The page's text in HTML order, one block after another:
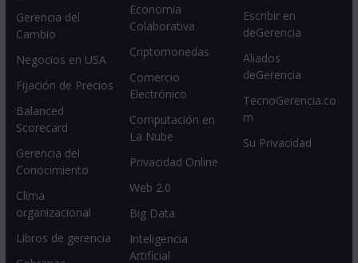
Gerencia del
Cambio
Negocios en USA
Fijación de Precios
Balanced
Scorecard
Gerencia del
Conocimiento
Clima
organizacional
Libros de gerencia
Economia
Colaborativa
Criptomonedas
Comercio
Electrónico
Computación en
La Nube
Privacidad Online
Web 2.0
Big Data
Inteligencia
Artificial
Escribir en
deGerencia
Aliados
deGerencia
TecnoGerencia.co
m
Su Privacidad